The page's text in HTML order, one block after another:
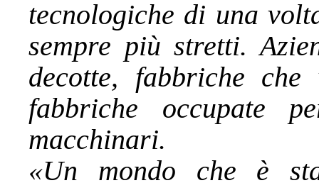
tecnologiche di una
sempre più stretti.
decotte, fabbriche
fabbriche occupate
macchinari.
«Un mondo che è